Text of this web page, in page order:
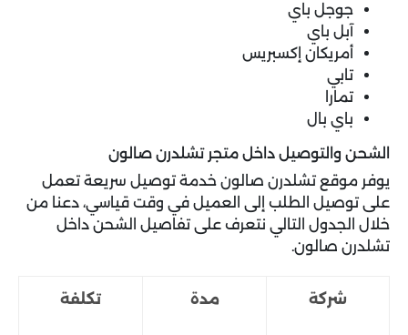
جوجل باي
آبل باي
أمريكان إكسبريس
تابي
تمارا
باي بال
الشحن والتوصيل داخل متجر تشلدرن صالون
يوفر موقع تشلدرن صالون خدمة توصيل سريعة تعمل
على توصيل الطلب إلى العميل في وقت قياسي، دعنا من
خلال الجدول التالي نتعرف على تفاصيل الشحن داخل
تشلدرن صالون.
شركة مدة تكلفة